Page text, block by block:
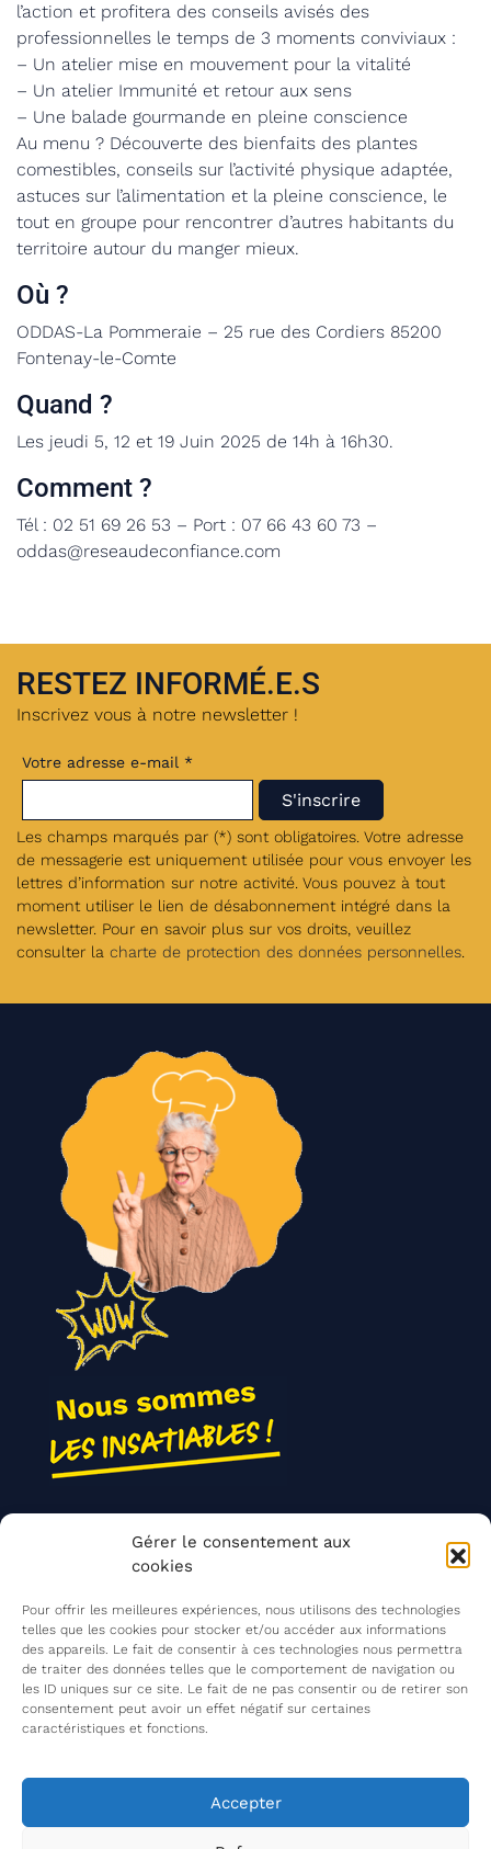
Gérer le consentement aux
cookies
Pour offrir les meilleures expériences, nous utilisons des technologies
telles que les cookies pour stocker et/ou accéder aux informations
des appareils. Le fait de consentir à ces technologies nous permettra
de traiter des données telles que le comportement de navigation ou
les ID uniques sur ce site. Le fait de ne pas consentir ou de retirer son
consentement peut avoir un effet négatif sur certaines
caractéristiques et fonctions.
Accepter
l’action et profitera des conseils avisés des
professionnelles le temps de 3 moments conviviaux :
– Un atelier mise en mouvement pour la vitalité
– Un atelier Immunité et retour aux sens
– Une balade gourmande en pleine conscience
Au menu ? Découverte des bienfaits des plantes
comestibles, conseils sur l’activité physique adaptée,
astuces sur l’alimentation et la pleine conscience, le
tout en groupe pour rencontrer d’autres habitants du
territoire autour du manger mieux.
Où ?
ODDAS-La Pommeraie – 25 rue des Cordiers 85200
Fontenay-le-Comte
Quand ?
Les jeudi 5, 12 et 19 Juin 2025 de 14h à 16h30.
Comment ?
Tél : 02 51 69 26 53 – Port : 07 66 43 60 73 –
oddas@reseaudeconfiance.com
RESTEZ INFORMÉ.E.S
Inscrivez vous à notre newsletter !
Votre adresse e-mail *
Les champs marqués par (*) sont obligatoires. Votre adresse
de messagerie est uniquement utilisée pour vous envoyer les
lettres d’information sur notre activité. Vous pouvez à tout
moment utiliser le lien de désabonnement intégré dans la
newsletter. Pour en savoir plus sur vos droits, veuillez
consulter la charte de protection des données personnelles
Agir ensemble
Mentions légales
Politique de confidentialité
Les Insatiables, une association du